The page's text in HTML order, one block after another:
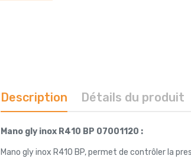
Description Détails du produit
Mano gly inox R410 BP 07001120 :
Mano gly inox R410 BP, permet de contrôler la